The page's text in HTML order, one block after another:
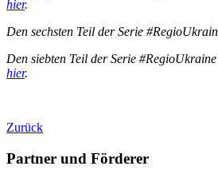
hier.
Den sechsten Teil der Serie
Den siebten Teil der Serie
hier.
Zurück
Partner und Förderer